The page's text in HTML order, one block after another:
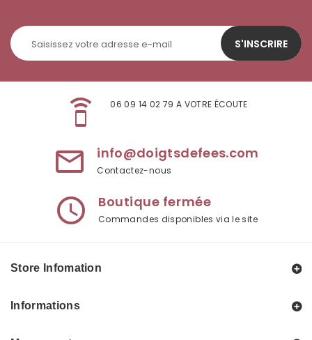
S'INSCRIRE
speaker_phone 06 09 14 02 79 A VOTRE ÉCOUTE
mail_outline info@doigtsdefees.com
Contactez-nous
access_time Boutique fermée
Commandes disponibles via le site
Store Infomation
Informations